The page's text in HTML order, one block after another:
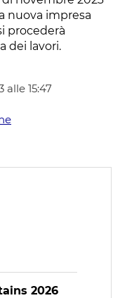
nuova impresa
procederà
dei lavori.
15:47
2026